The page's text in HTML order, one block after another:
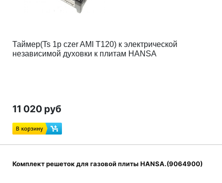
Таймер(Ts 1p czer AMI T120) к электрической
независимой духовки к плитам HANSA
11 020 руб
Комплект решеток для газовой плиты HANSA.(9064900)